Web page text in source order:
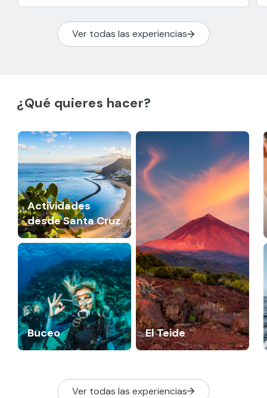
Ver todas las experiencias
¿Qué quieres hacer?
Actividades
desde Santa Cruz
El Teide
Buceo
Ver todas las experiencias